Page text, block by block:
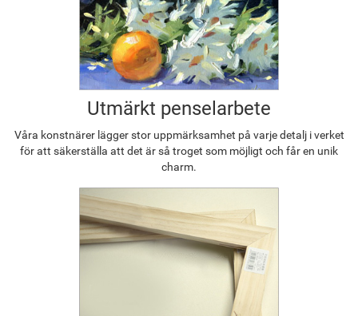
Utmärkt penselarbete
Våra konstnärer lägger stor uppmärksamhet på varje detalj i verket
för att säkerställa att det är så troget som möjligt och får en unik
charm.